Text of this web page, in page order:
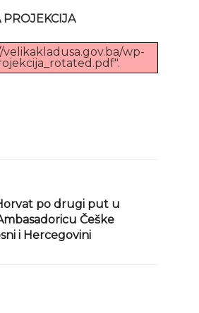
wp-
po drugi put u
Češke
i Hercegovini